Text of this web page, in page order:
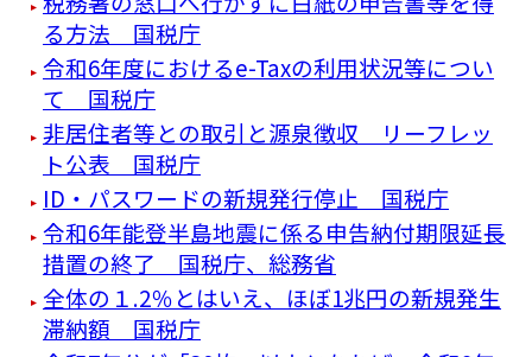
る方法 国税庁
令和6年度におけるe-Taxの利用状況等につい
て 国税庁
非居住者等との取引と源泉徴収 リーフレッ
ト公表 国税庁
ID・パスワードの新規発行停止 国税庁
令和6年能登半島地震に係る申告納付期限延長
措置の終了 国税庁、総務省
全体の１.2％とはいえ、ほぼ1兆円の新規発生
滞納額 国税庁